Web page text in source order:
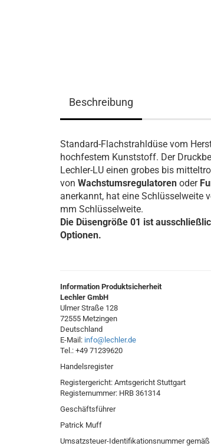
Beschreibung
Standard-Flachstrahldüse vom
hochfestem Kunststoff. Der
Lechler-LU einen grobes bis
von Wachstumsregulatoren oder
anerkannt, hat eine Schlüsselweite
mm Schlüsselweite.
Die Düsengröße 01 ist
Optionen.
Information Produktsicherheit
Lechler GmbH
Ulmer Straße 128
72555 Metzingen
Deutschland
E-Mail: info@lechler.de
Tel.: +49 71239620
Handelsregister
Registergericht: Amtsgericht Stuttgart
Registernummer: HRB 361314
Geschäftsführer
Patrick Muff
Umsatzsteuer-Identifikationsnummer